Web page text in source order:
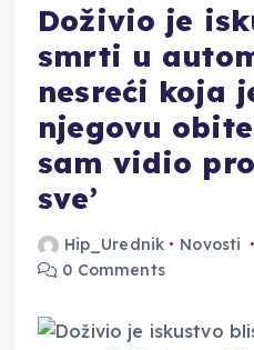
Doživio je
smrti u
nesreći koja
njegovu
sam vidio
sve’
Hip_Urednik Novosti
0 Comments